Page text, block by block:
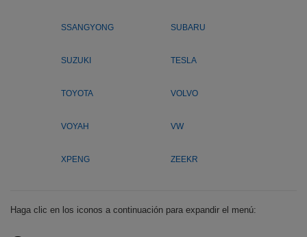
SSANGYONG SUBARU
SUZUKI TESLA
TOYOTA VOLVO
VOYAH VW
XPENG ZEEKR
Haga clic en los iconos a continuación para expandir el menú: